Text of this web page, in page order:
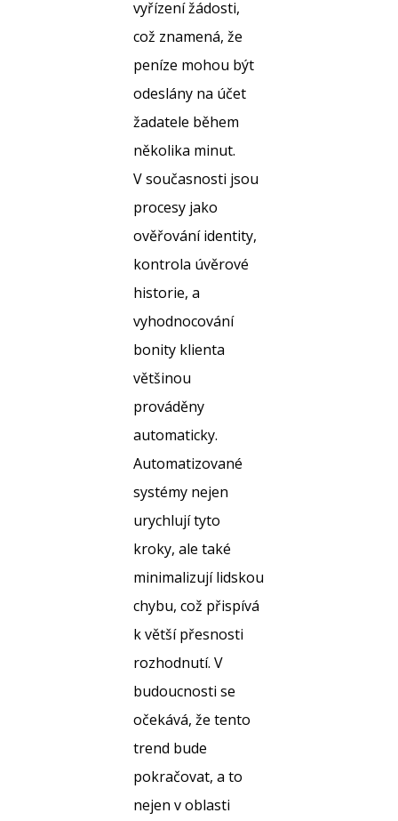
vyřízení žádosti,
což znamená, že
peníze mohou být
odeslány na účet
žadatele během
několika minut.
V současnosti jsou
procesy jako
ověřování identity,
kontrola úvěrové
historie, a
vyhodnocování
bonity klienta
většinou
prováděny
automaticky.
Automatizované
systémy nejen
urychlují tyto
kroky, ale také
minimalizují lidskou
chybu, což přispívá
k větší přesnosti
rozhodnutí. V
budoucnosti se
očekává, že tento
trend bude
pokračovat, a to
nejen v oblasti